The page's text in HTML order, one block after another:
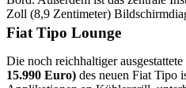
Zoll (8,9 Zentimeter)
Fiat Tipo Lounge
Die noch reichhaltiger ausgestattete
15.990 Euro) des neuen Fiat Tipo